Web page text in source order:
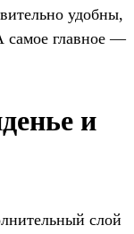
удобны,
самое главное —
и
слой